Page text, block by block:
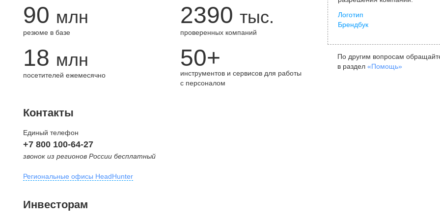
90 млн
резюме в базе
2390 тыс.
проверенных компаний
18 млн
посетителей ежемесячно
50+
инструментов и сервисов для работы
с персоналом
Логотип
Брендбук
По другим вопросам
в раздел «Помощь»
Контакты
Единый телефон
+7 800 100-64-27
звонок из регионов России бесплатный
Региональные офисы HeadHunter
внутригородская территория
Инвесторам